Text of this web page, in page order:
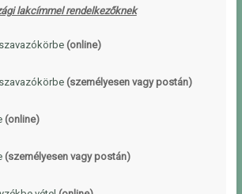
lakcímmel rendelkezőknek
(online)
(személyesen vagy postán)
(online)
(személyesen vagy postán)